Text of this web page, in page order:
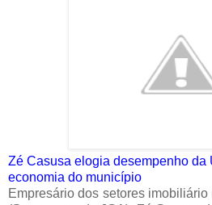
Zé Casusa elogia desempenho da
economia do município
Empresário dos setores